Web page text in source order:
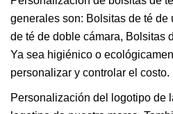
generales son: Bolsitas de té
de té de doble cámara, Bolsitas
Ya sea higiénico o
personalizar y controlar el costo.
Personalización del logotipo de